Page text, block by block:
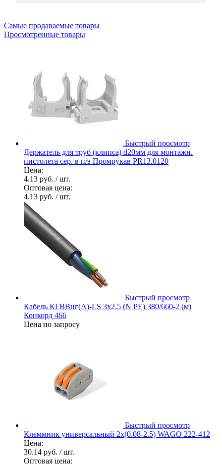
Самые продаваемые товары
Просмотренные товары
Быстрый просмотр
Держатель для труб (клипса) d20мм для монтажн.
пистолета сер. в п/э Промрукав PR13.0120
Цена:
4.13 руб. / шт.
Оптовая цена:
4.13 руб. / шт.
Быстрый просмотр
Кабель КГВВнг(А)-LS 3х2.5 (N PE) 380/660-2 (м)
Конкорд 466
Цена по запросу
Быстрый просмотр
Клеммник универсальный 2х(0.08-2.5) WAGO 222-412
Цена:
30.14 руб. / шт.
Оптовая цена: